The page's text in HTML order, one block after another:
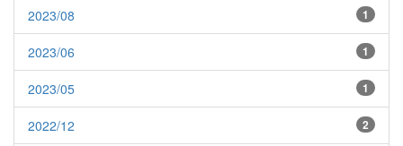
2023/08 1
2023/06 1
2023/05 1
2022/12 2